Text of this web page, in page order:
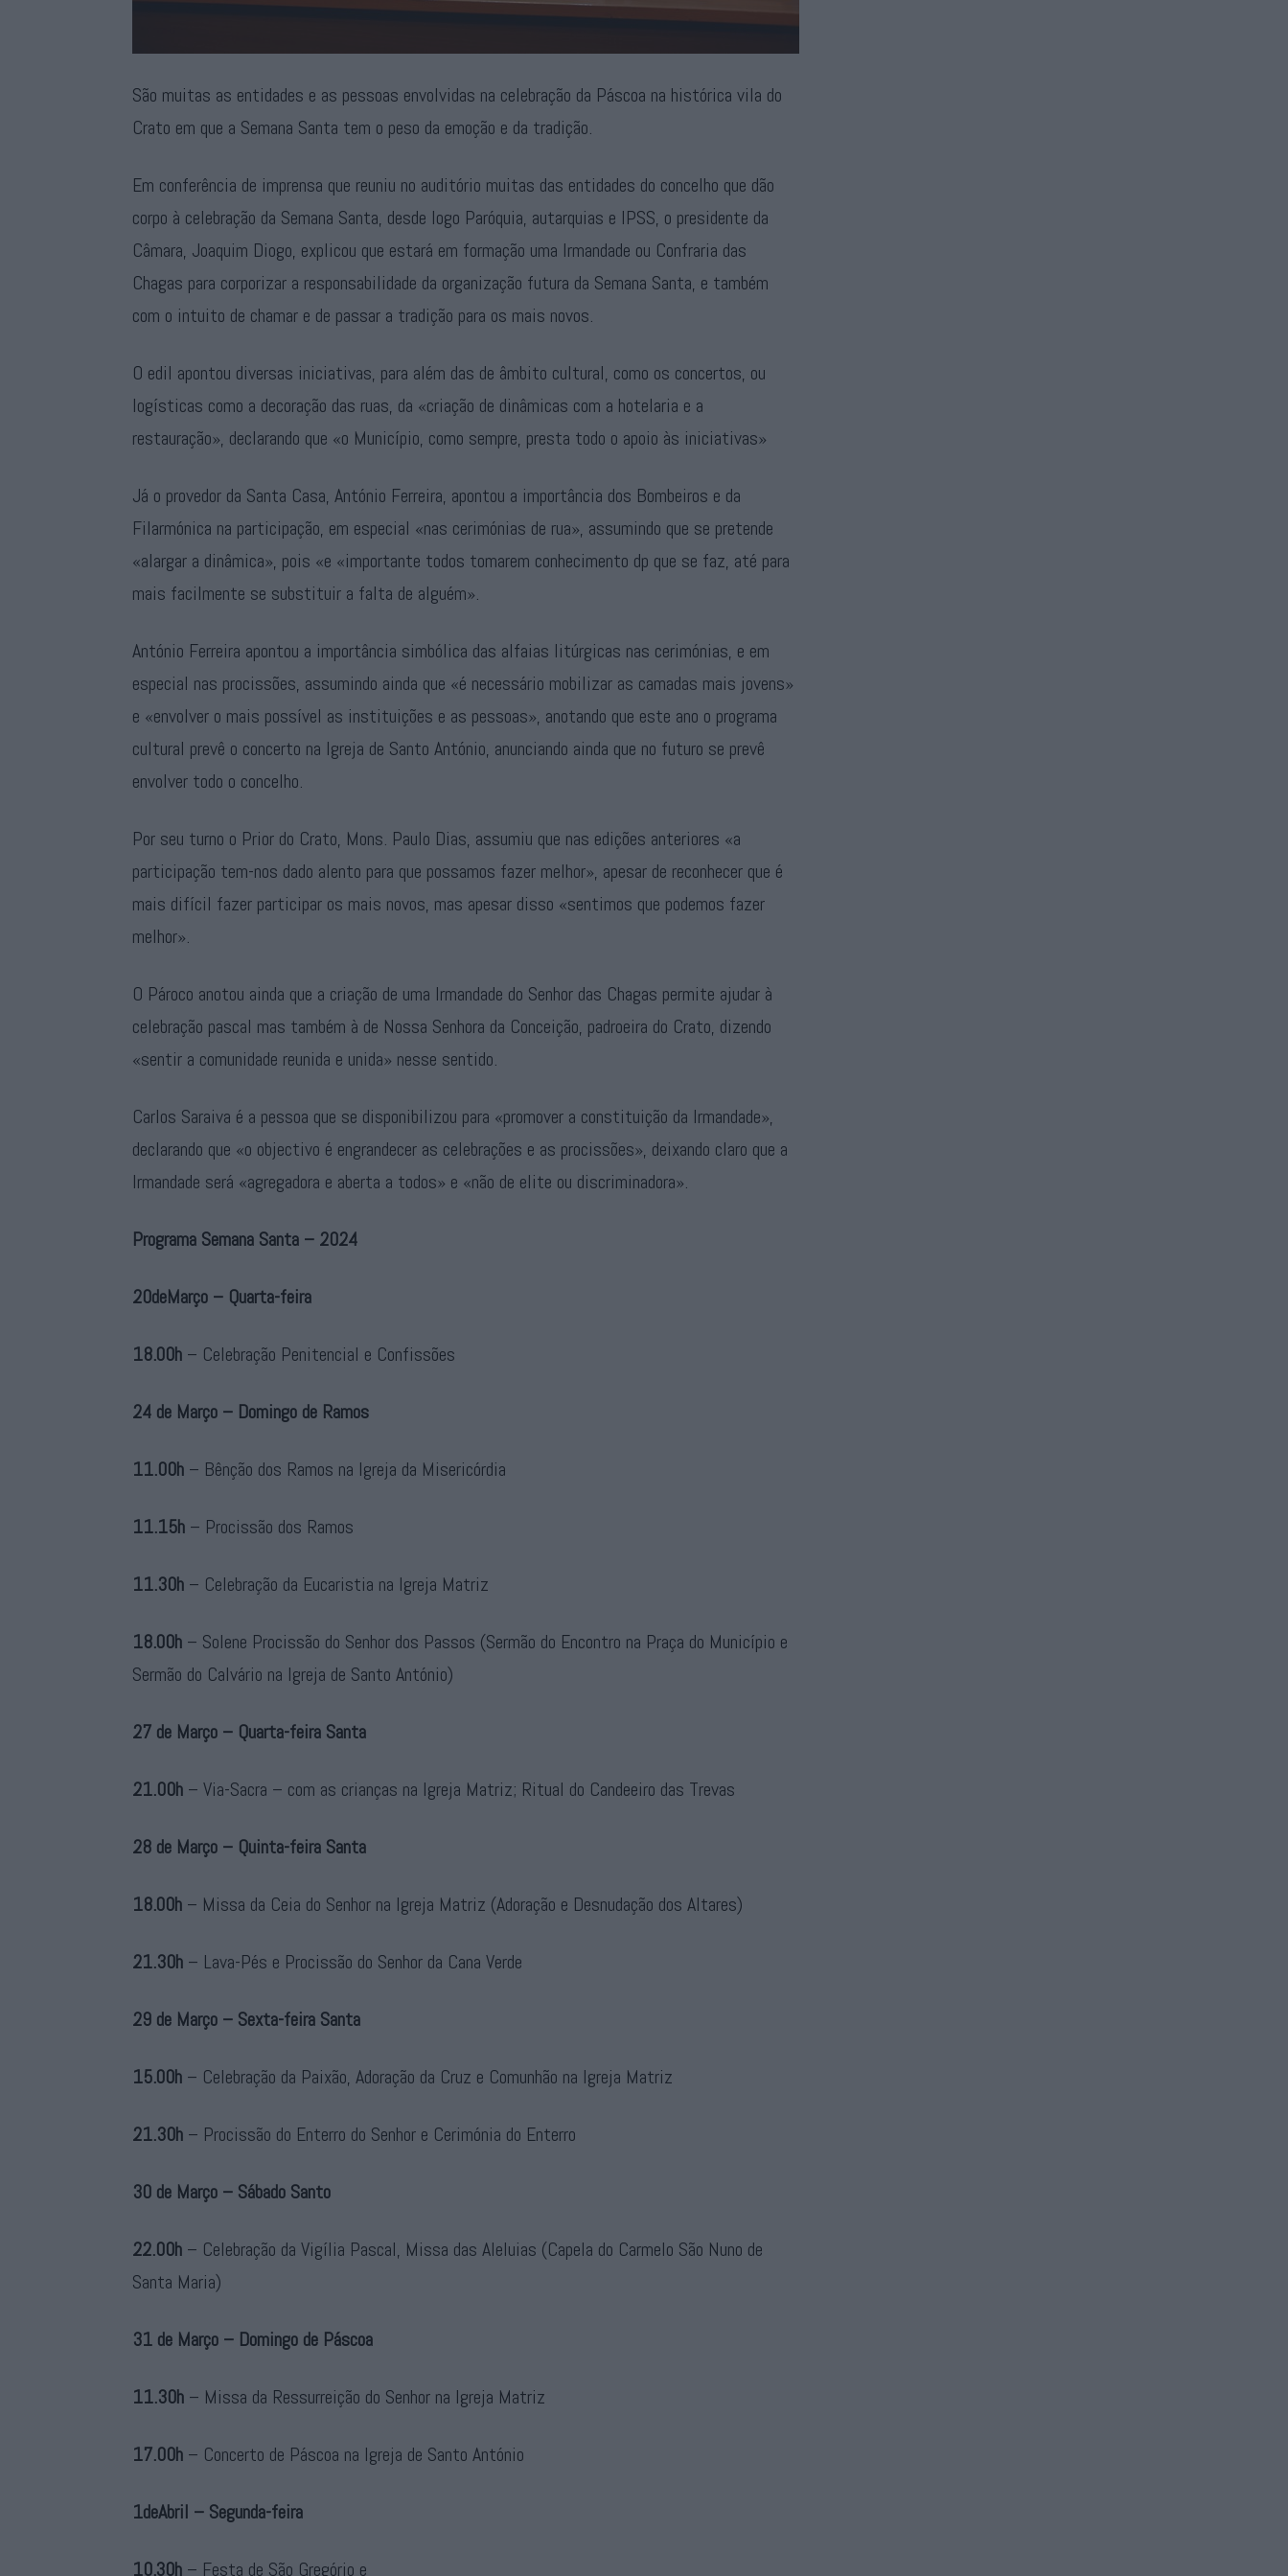
São muitas as entidades e as pessoas envolvidas na celebração da Páscoa na histórica vila do
Crato em que a Semana Santa tem o peso da emoção e da tradição.
Em conferência de imprensa que reuniu no auditório muitas das entidades do concelho que dão
corpo à celebração da Semana Santa, desde logo Paróquia, autarquias e IPSS, o presidente da
Câmara, Joaquim Diogo, explicou que estará em formação uma Irmandade ou Confraria das
Chagas para corporizar a responsabilidade da organização futura da Semana Santa, e também
com o intuito de chamar e de passar a tradição para os mais novos.
O edil apontou diversas iniciativas, para além das de âmbito cultural, como os concertos, ou
logísticas como a decoração das ruas, da «criação de dinâmicas com a hotelaria e a
restauração», declarando que «o Município, como sempre, presta todo o apoio às iniciativas»
Já o provedor da Santa Casa, António Ferreira, apontou a importância dos Bombeiros e da
Filarmónica na participação, em especial «nas cerimónias de rua», assumindo que se pretende
«alargar a dinâmica», pois «e «importante todos tomarem conhecimento dp que se faz, até para
mais facilmente se substituir a falta de alguém».
António Ferreira apontou a importância simbólica das alfaias litúrgicas nas cerimónias, e em
especial nas procissões, assumindo ainda que «é necessário mobilizar as camadas mais jovens»
e «envolver o mais possível as instituições e as pessoas», anotando que este ano o programa
cultural prevê o concerto na Igreja de Santo António, anunciando ainda que no futuro se prevê
envolver todo o concelho.
Por seu turno o Prior do Crato, Mons. Paulo Dias, assumiu que nas edições anteriores «a
participação tem-nos dado alento para que possamos fazer melhor», apesar de reconhecer que é
mais difícil fazer participar os mais novos, mas apesar disso «sentimos que podemos fazer
melhor».
O Pároco anotou ainda que a criação de uma Irmandade do Senhor das Chagas permite ajudar à
celebração pascal mas também à de Nossa Senhora da Conceição, padroeira do Crato, dizendo
«sentir a comunidade reunida e unida» nesse sentido.
Carlos Saraiva é a pessoa que se disponibilizou para «promover a constituição da Irmandade»,
declarando que «o objectivo é engrandecer as celebrações e as procissões», deixando claro que a
Irmandade será «agregadora e aberta a todos» e «não de elite ou discriminadora».
Programa Semana Santa – 2024
20deMarço – Quarta-feira
18.00h – Celebração Penitencial e Confissões
24 de Março – Domingo de Ramos
11.00h – Bênção dos Ramos na Igreja da Misericórdia
11.15h – Procissão dos Ramos
11.30h – Celebração da Eucaristia na Igreja Matriz
18.00h – Solene Procissão do Senhor dos Passos (Sermão do Encontro na Praça do Município e
Sermão do Calvário na Igreja de Santo António)
27 de Março – Quarta-feira Santa
21.00h – Via-Sacra – com as crianças na Igreja Matriz; Ritual do Candeeiro das Trevas
28 de Março – Quinta-feira Santa
18.00h – Missa da Ceia do Senhor na Igreja Matriz (Adoração e Desnudação dos Altares)
21.30h – Lava-Pés e Procissão do Senhor da Cana Verde
29 de Março – Sexta-feira Santa
15.00h – Celebração da Paixão, Adoração da Cruz e Comunhão na Igreja Matriz
21.30h – Procissão do Enterro do Senhor e Cerimónia do Enterro
30 de Março – Sábado Santo
22.00h – Celebração da Vigília Pascal, Missa das Aleluias (Capela do Carmelo São Nuno de
Santa Maria)
31 de Março – Domingo de Páscoa
11.30h – Missa da Ressurreição do Senhor na Igreja Matriz
17.00h – Concerto de Páscoa na Igreja de Santo António
1deAbril – Segunda-feira
10.30h – Festa de São Gregório e